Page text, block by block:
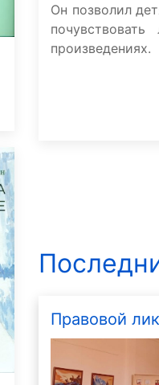
Он позволил
произведениях.
Правовой